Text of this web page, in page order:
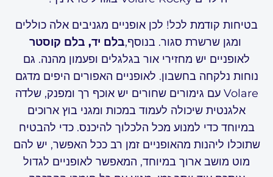
בטיחות קודמת לכל! לכן אופניים מגניבים אלה כוללים
בלם יד, בלם קוסטרומגן שרשרת סגור. בנוסף,
לאופניים יש מחזירי אור בגלגלים ופעמון מהנה. גם
נוחות נלקחה בחשבון. לאופניים האפורים היפים מדגם
Volare עם גימורים שחורים יש אוכף רך ומפנק, שלדה
אלגנטית שיכולה לעמוד במכות ומגני בוץ ארוכים
במיוחד כדי למנוע מכל הלכלוך להיכנס. כדי להבטיח
שתוכלו ליהנות מהאופניים זמן רב ככל האפשר, יש להם
מוט מושב ארוך במיוחד, המאפשר לאופניים לגדול